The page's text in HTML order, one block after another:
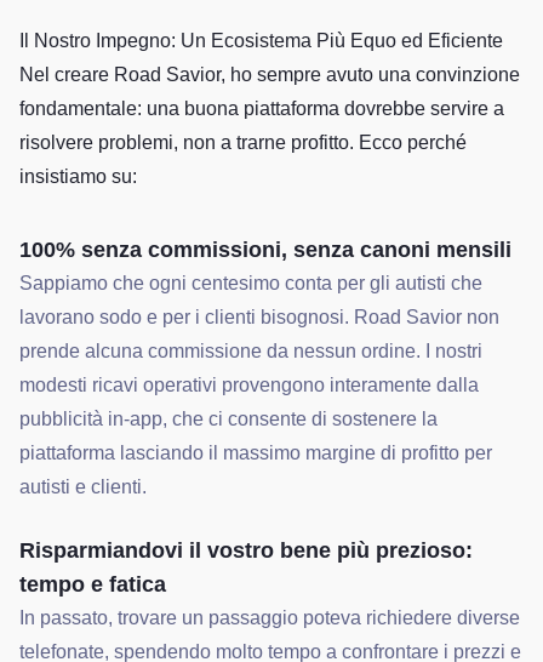
Il Nostro Impegno: Un Ecosistema Più Equo ed Eficiente
Nel creare Road Savior, ho sempre avuto una convinzione
fondamentale: una buona piattaforma dovrebbe servire a
risolvere problemi, non a trarne profitto. Ecco perché
insistiamo su:
100% senza commissioni, senza canoni mensili
Sappiamo che ogni centesimo conta per gli autisti che
lavorano sodo e per i clienti bisognosi. Road Savior non
prende alcuna commissione da nessun ordine. I nostri
modesti ricavi operativi provengono interamente dalla
pubblicità in-app, che ci consente di sostenere la
piattaforma lasciando il massimo margine di profitto per
autisti e clienti.
Risparmiandovi il vostro bene più prezioso:
tempo e fatica
In passato, trovare un passaggio poteva richiedere diverse
telefonate, spendendo molto tempo a confrontare i prezzi e